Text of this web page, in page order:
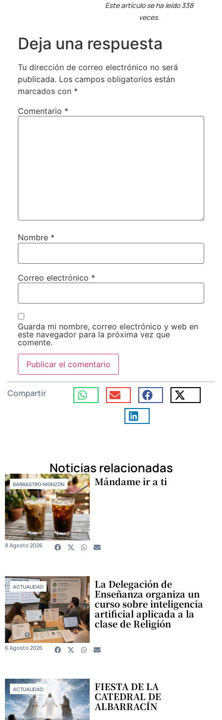
Este artículo se ha leído 338
veces.
Deja una respuesta
Tu dirección de correo electrónico no será
publicada. Los campos obligatorios están
marcados con *
Comentario *
Nombre *
Correo electrónico *
Guarda mi nombre, correo electrónico y web en
este navegador para la próxima vez que
comente.
Compartir
Noticias relacionadas
BARBASTRO-MONZÓN Mándame ir a ti
8 Agosto 2026
ACTUALIDAD La Delegación de
Enseñanza organiza un
curso sobre inteligencia
artificial aplicada a la
clase de Religión
6 Agosto 2026
ACTUALIDAD FIESTA DE LA
CATEDRAL DE
ALBARRACÍN